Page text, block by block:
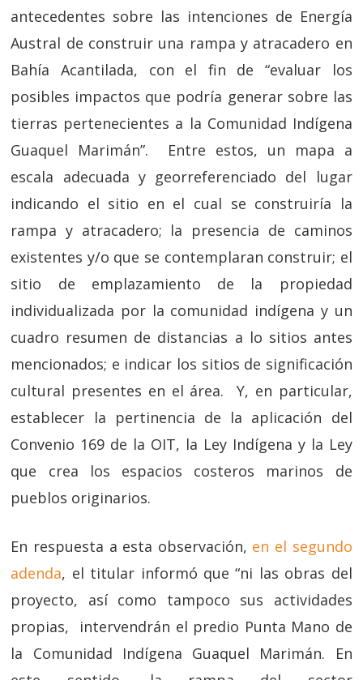
antecedentes sobre las intenciones de Energía
Austral de construir una rampa y atracadero en
Bahía Acantilada, con el fin de “evaluar los
posibles impactos que podría generar sobre las
tierras pertenecientes a la Comunidad Indígena
Guaquel Marimán”. Entre estos, un mapa a
escala adecuada y georreferenciado del lugar
indicando el sitio en el cual se construiría la
rampa y atracadero; la presencia de caminos
existentes y/o que se contemplaran construir; el
sitio de emplazamiento de la propiedad
individualizada por la comunidad indígena y un
cuadro resumen de distancias a lo sitios antes
mencionados; e indicar los sitios de significación
cultural presentes en el área. Y, en particular,
establecer la pertinencia de la aplicación del
Convenio 169 de la OIT, la Ley Indígena y la Ley
que crea los espacios costeros marinos de
pueblos originarios.
En respuesta a esta observación, en el segundo
adenda, el titular informó que “ni las obras del
proyecto, así como tampoco sus actividades
propias, intervendrán el predio Punta Mano de
la Comunidad Indígena Guaquel Marimán. En